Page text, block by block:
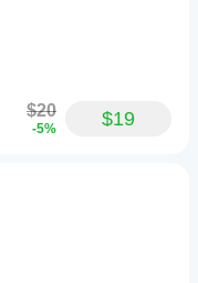
$20
-5% $19